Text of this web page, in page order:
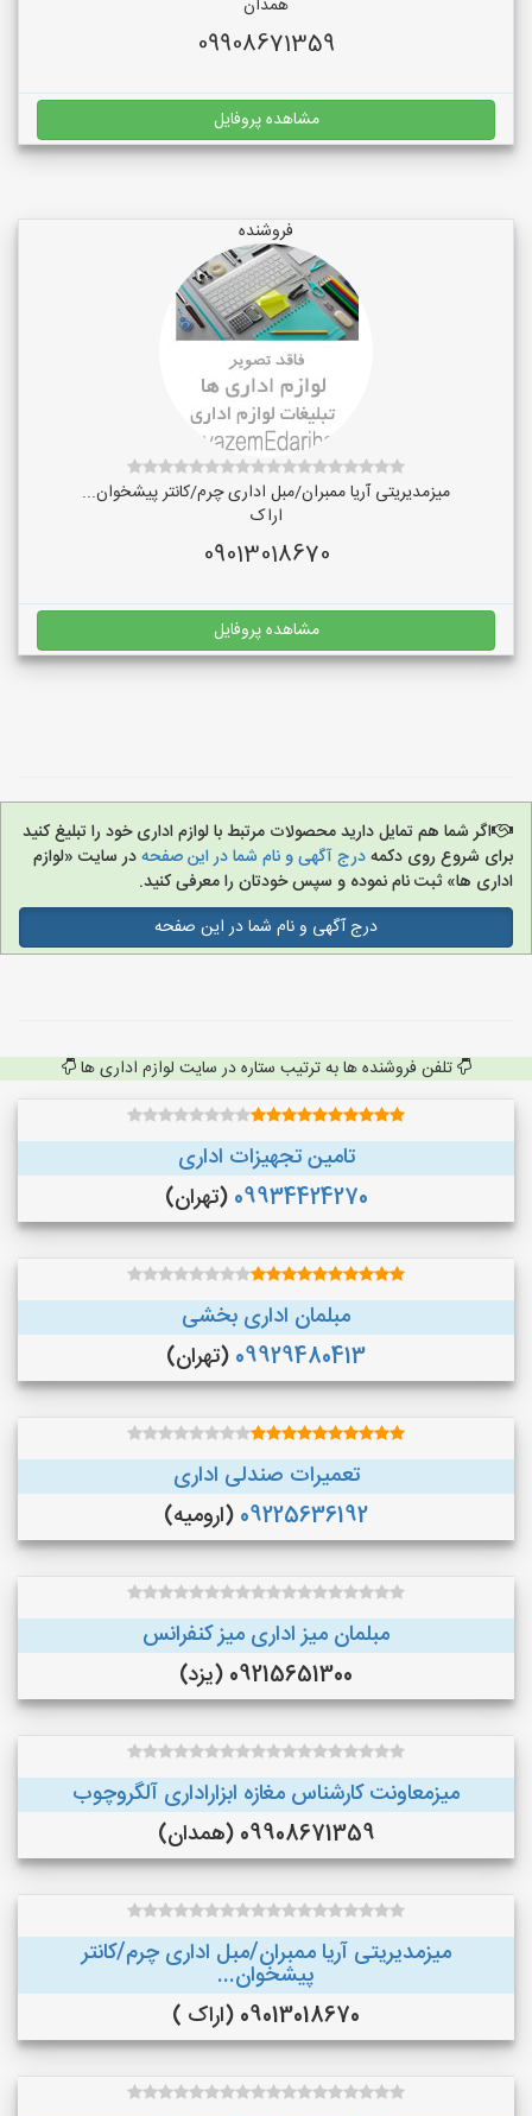
همدان
09908671359
مشاهده پروفایل
فروشنده
میزمدیریتی آریا ممبران/مبل اداری چرم/کانتر پیشخوان...
اراک
09013018670
مشاهده پروفایل
اگر شما هم تمایل دارید محصولات مرتبط با لوازم اداری خود را تبلیغ کنید
برای شروع روی دکمهدرج آگهی و نام شما در این صفحهدر سایت «لوازم
اداری ها» ثبت نام نموده و سپس خودتان را معرفی کنید.
درج آگهی و نام شما در این صفحه
تلفن فروشنده ها به ترتیب ستاره در سایت لوازم اداری ها
تامین تجهیزات اداری
09934424270 (تهران)
مبلمان اداری بخشی
09929480413 (تهران)
تعمیرات صندلی اداری
09225636192 (ارومیه)
مبلمان میز اداری میز کنفرانس
09215651300 (یزد)
میزمعاونت کارشناس مغازه ابزاراداری آلگروچوب
09908671359 (همدان)
میزمدیریتی آریا ممبران/مبل اداری چرم/کانتر
پیشخوان...
09013018670 (اراک )